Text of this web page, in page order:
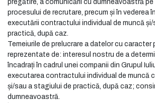
pregătire, a comunicării cu dumneavoastră pe
procesului de recrutare, precum și în vederea
executării contractului individual de muncă
practică, după caz.
Temeiurile de prelucrare a datelor cu caracter
reprezentate de: interesul nostru de a
încadrați în cadrul unei companii din Grupul
executarea contractului individual de muncă
și/sau a stagiului de practică, după caz;
dumneavoastră.